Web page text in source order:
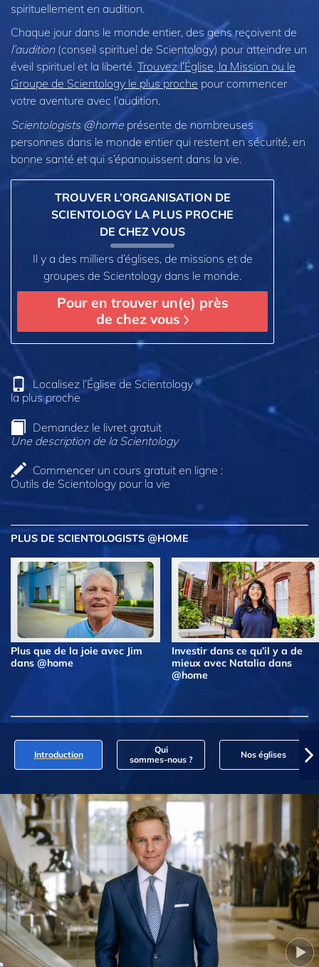
spirituellement en audition.
Chaque jour dans le monde entier, des gens reçoivent de
l’audition(conseil spirituel de Scientology) pour atteindre un
éveil spirituel et la liberté. Trouvez l’Église, la Mission ou le
Groupe de Scientology le plus proche pour commencer
votre aventure avec l’audition.
Scientologists @home présente de nombreuses
personnes dans le monde entier qui restent en sécurité, en
bonne santé et qui s’épanouissent dans la vie.
TROUVER L’ORGANISATION DE
SCIENTOLOGY LA PLUS PROCHE
DE CHEZ VOUS
Il y a des milliers d’églises, de missions et de
groupes de Scientology dans le monde.
Pour en trouver un(e) près
de chez vous
Localisez l’Église de Scientology
la plus proche
Demandez le livret gratuit
Une description de la Scientology
Commencer un cours gratuit en ligne :
Outils de Scientology pour la vie
PLUS DE SCIENTOLOGISTS @HOME
Plus que de la joie avec Jim
dans @home
Investir dans ce qu’il y a de
mieux avec Natalia dans
@home
Introduction
Qui
sommes‑nous ?
Nos églises